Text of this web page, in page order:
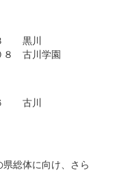
黒川
古川学園
古川
総体に向け、さら